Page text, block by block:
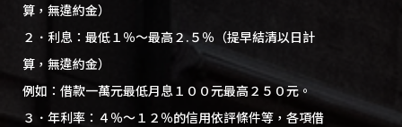
算，無違約金）
２．利息：最低１％～最高２.５％（提早結清以日計
算，無違約金）
例如：借款一萬元最低月息１００元最高２５０元。
３．年利率：４％～１２％的信用依評條件等，各項借